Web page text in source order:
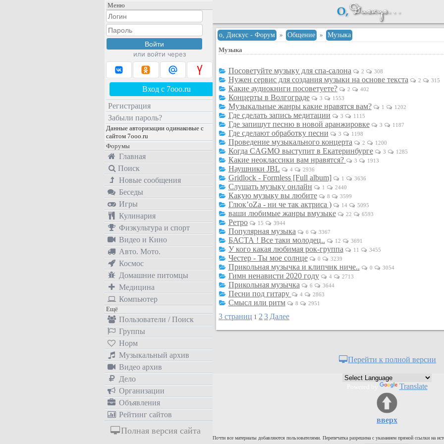
Меню
или войти через
Вход с 7ooo.ru
Регистрация
Забыли пароль?
Данные авторизации одинаковые с
сайтом 7ooo.ru
Форумы
Главная
Поиск
Новые сообщения
Беседы
Игры
Кулинария
Физкультура и спорт
Видео и Кино
Авто. Мото.
Космос
Домашние питомцы
Медицина
Компьютер
Ещё
Пользователи / Поиск
Группы
Норм
Музыкальный архив
Видео архив
Дело
Организации
Объявления
Рейтинг сайтов
Полная версия сайта
о, Дискус - Форум » Общение »
Музыка
Музыка
Посоветуйте музыку для спа-салона 2 308
Нужен сервис для создания музыки на основе текста 2 315
Какие аудиокниги посоветуете? 2 402
Концерты в Волгограде 3 1553
Музыкальные жанры какие нравятся вам? 1 1202
Где сделать запись медитации 3 1115
Где запишут песню в новой аранжировке 3 1187
Где сделают обработку песни 3 1198
Проведение музыкального концерта 2 1200
Когда CAGMO выступит в Екатеринбурге 3 1285
Какие неоклассики вам нравятся? 3 1913
Наушники JBL 4 2936
Gridlock - Formless [Full album] 1 3636
Слушать музыку онлайн 1 2440
Какую музыку вы любите 8 3599
Глюк’oZa - ни че так актриса ) 14 5095
ваши любимые жанры вмузыке 22 6593
Ретро 15 3944
Популярная музыка 6 3367
БАСТА ! Все таки молодец.. 12 3691
У кого какая любимая рок-группа 11 3455
Честер - Ты мое солнце 0 3239
Прикольная музычка и клипчик ниче.. 0 3054
Гимн ненависти 2020 году 4 2713
Прикольная музычка 6 3644
Песни под гитару 4 2863
Смысл или ритм 8 2951
3 страниц 1 2 3 Далее
Перейти к полной версии
Translate
вверх
Почти все материалы добавляются пользователями. Перепечатка разрешена с указанием прямой ссылки на